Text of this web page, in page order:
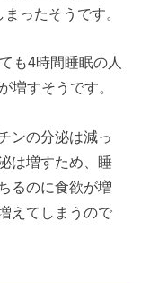
ったそうです。
も4時間睡眠の人
増すそうです。
ンの分泌は減っ
は増すため、睡
るのに食欲が増
えてしまうので